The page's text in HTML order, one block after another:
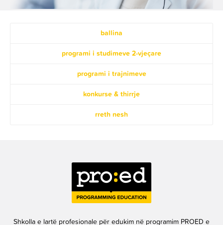
ballina
programi i studimeve 2-vjeçare
programi i trajnimeve
konkurse & thirrje
rreth nesh
Shkolla e lartë profesionale për edukim në programim PROED e